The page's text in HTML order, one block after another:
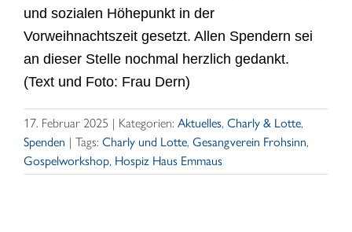
und sozialen Höhepunkt in der
Vorweihnachtszeit gesetzt. Allen Spendern sei
an dieser Stelle nochmal herzlich gedankt.
(Text und Foto: Frau Dern)
17. Februar 2025 | Kategorien: Aktuelles, Charly & Lotte,
Spenden | Tags: Charly und Lotte, Gesangverein Frohsinn,
Gospelworkshop, Hospiz Haus Emmaus